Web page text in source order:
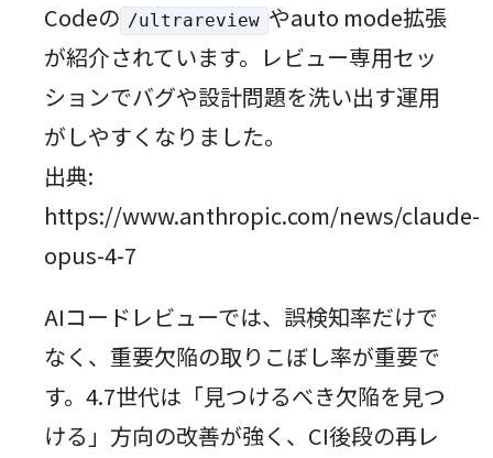
Codeの /ultrareview やauto mode拡張
が紹介されています。レビュー専用セッ
ションでバグや設計問題を洗い出す運用
がしやすくなりました。
出典:
https://www.anthropic.com/news/claude-
opus-4-7
AIコードレビューでは、誤検知率だけで
なく、重要欠陥の取りこぼし率が重要で
す。4.7世代は「見つけるべき欠陥を見つ
ける」方向の改善が強く、CI後段の再レ